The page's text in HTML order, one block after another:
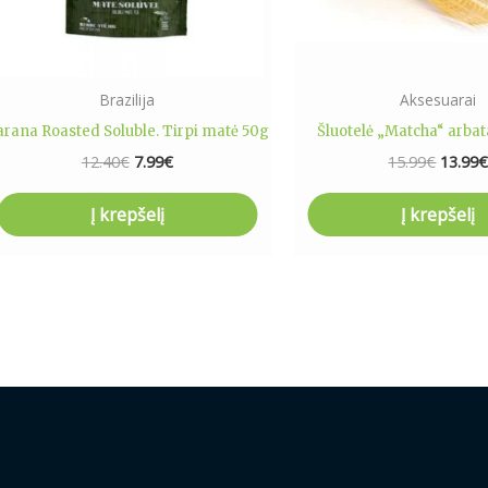
Brazilija
Roasted Soluble. Tirpi matė 50g
12.40€ 7.99€
Į krepšelį
Aksesuarai
Šluotelė „Matcha“
15.99€ 13.99€
Į krepšelį